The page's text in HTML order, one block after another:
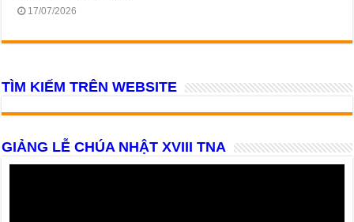
17/07/2026
TÌM KIẾM TRÊN WEBSITE
GIẢNG LỄ CHÚA NHẬT XVIII TNA